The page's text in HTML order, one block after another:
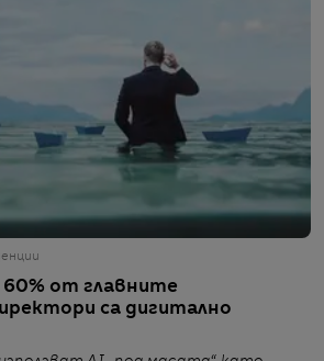
от главните
са дигитално